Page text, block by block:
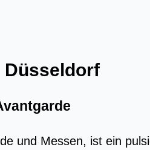
Düsseldorf
und Mes­sen, ist ein